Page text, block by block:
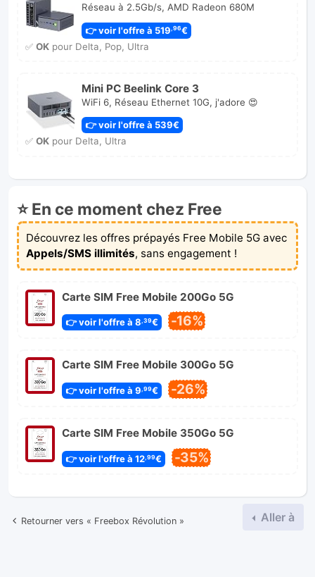
Réseau à 2.5Gb/s, AMD Radeon 680M
👉 voir l'offre à 519,96€
✅ OKpour Delta, Pop, Ultra
Mini PC Beelink Core 3
WiFi 6, Réseau Ethernet 10G, j'adore 😍
👉 voir l'offre à 539€
✅ OKpour Delta, Ultra
⭐ En ce moment chez Free
Découvrez les offres prépayés Free Mobile 5G avec
Appels/SMS illimités, sans engagement !
Carte SIM Free Mobile 200Go 5G
👉 voir l'offre à 8 ,39€ -16%
Carte SIM Free Mobile 300Go 5G
👉 voir l'offre à 9 ,99€ -26%
Carte SIM Free Mobile 350Go 5G
👉 voir l'offre à 12,99€ -35%
Retourner vers « Freebox Révolution » Aller à